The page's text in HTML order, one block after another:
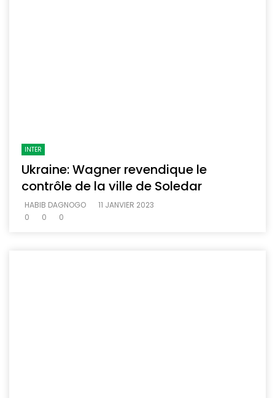
INTER
Ukraine: Wagner revendique le
contrôle de la ville de Soledar
HABIB DAGNOGO
11 JANVIER 2023
0
0 0